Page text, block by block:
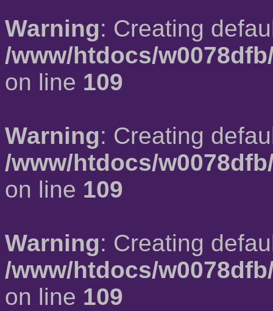
Warning: Creating
/www/htdocs/
on line 109
Warning: Creating
/www/htdocs/
on line 109
Warning: Creating
/www/htdocs/
on line 109